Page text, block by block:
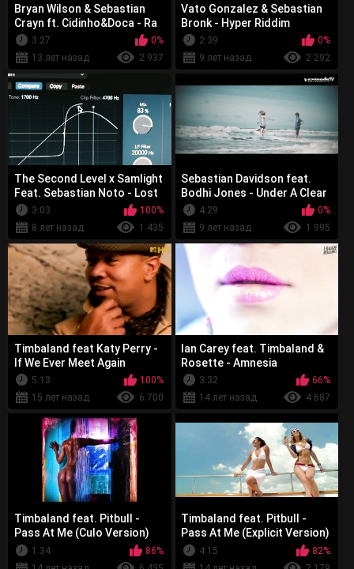
Bryan Wilson & Sebastian
Crayn ft. Cidinho&Doca - Ra
Pa Pam
3:27
0%
13 лет назад
2 937
Vato Gonzalez & Sebastian
Bronk - Hyper Riddim
2:39
0%
9 лет назад
2 292
The Second Level x Samlight
Feat. Sebastian Noto - Lost
3:03
100%
8 лет назад
1 435
Sebastian Davidson feat.
Bodhi Jones - Under A Clear
Black Sky
4:29
0%
9 лет назад
1 995
Timbaland feat Katy Perry -
If We Ever Meet Again
5:13
100%
15 лет назад
6 700
Ian Carey feat. Timbaland &
Rosette - Amnesia
3:32
66%
14 лет назад
4 687
Timbaland feat. Pitbull -
Pass At Me (Culo Version)
1:34
86%
Timbaland feat. Pitbull -
Pass At Me (Explicit Version)
4:15
82%